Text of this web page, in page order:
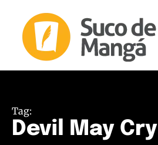
Tag:
Devil May Cry